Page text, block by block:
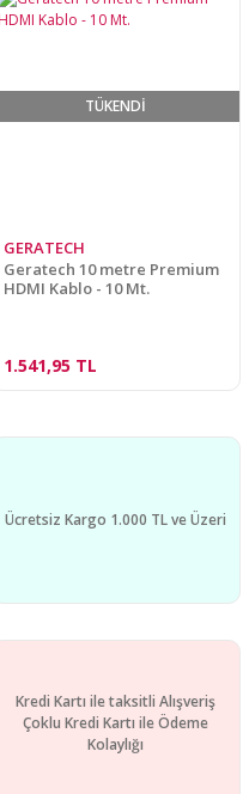
TÜKENDİ
GERATECH
Geratech 10 metre Premium
HDMI Kablo - 10 Mt.
1.541,95 TL
Ücretsiz Kargo 1.000 TL ve Üzeri
Kredi Kartı ile taksitli Alışveriş
Çoklu Kredi Kartı ile Ödeme
Kolaylığı